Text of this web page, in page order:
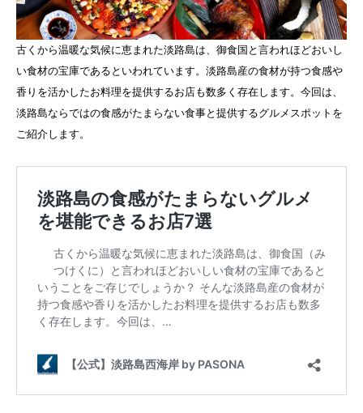
古くから温暖な気候に恵まれた淡路島は、御食国と言われほどおいし
い食材の宝庫であるといわれています。淡路島産の食材が持つ食感や
香りを活かしたお料理を提供するお店も数多く存在します。今回は、
淡路島ならではの食感がたまらない食事と提供するグルメスポットを
ご紹介します。